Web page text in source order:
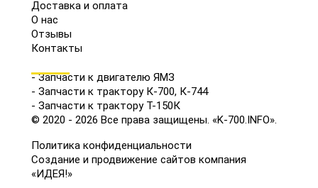
Доставка и оплата
О нас
Отзывы
Контакты
- Запчасти к двигателю ЯМЗ
- Запчасти к трактору К-700, К-744
- Запчасти к трактору Т-150К
© 2020 - 2026 Все права защищены. «K-700.INFO».
Политика конфиденциальности
Создание и продвижение сайтов компания
«ИДЕЯ!»